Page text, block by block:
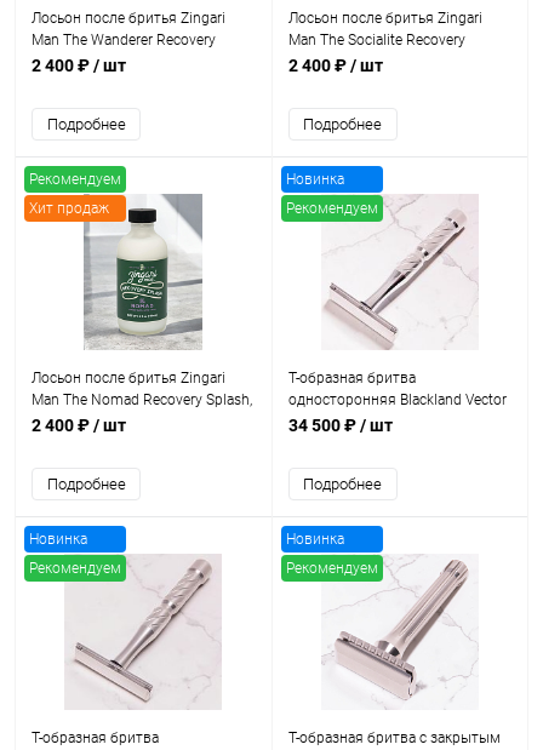
Лосьон после бритья Zingari
Man The Wanderer Recovery
Splash, 118 мл
2 400 ₽/ шт
Подробнее
Лосьон после бритья Zingari
Man The Socialite Recovery
Splash, 118 мл
2 400 ₽/ шт
Подробнее
Рекомендуем
Хит продаж
Лосьон после бритья Zingari
Man The Nomad Recovery Splash,
118 мл
2 400 ₽/ шт
Подробнее
Новинка
Рекомендуем
Т-образная бритва
односторонняя Blackland Vector
Stainless Steel Safety Bar, Polished
34 500 ₽/ шт
Подробнее
Новинка
Рекомендуем
Т-образная бритва
Новинка
Рекомендуем
Т-образная бритва с закрытым